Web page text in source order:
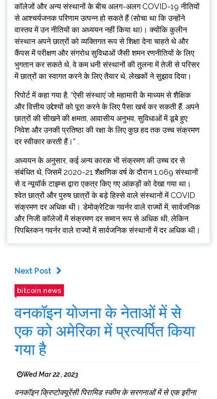
कॉलेजों और अन्य संस्थानों के बीच अलग-अलग COVID-19 नीतियों
से आश्चर्यजनक परिणाम उत्पन्न हो सकते हैं (सोचा था कि उन्होंने
वास्तव में उन नीतियों का अध्ययन नहीं किया था)। क्योंकि कुलीन
संस्थान अपने छात्रों को व्यक्तिगत रूप से शिक्षा देना चाहते थे और
कैंपस में परीक्षण और संगरोध सुविधाओं जैसी शमन रणनीतियों के लिए
भुगतान कर सकते थे, वे कम धनी संस्थानों की तुलना में तेजी से परिसर
में छात्रों का स्वागत करने के लिए तैयार थे, लेखकों ने सुझाव दिया।
रिपोर्ट में कहा गया है, “ऐसी संस्थाएं जो महामारी के माध्यम से शैक्षिक
और वित्तीय उद्देश्यों को पूरा करने के लिए पैसा खर्च कर सकती हैं, अपने
छात्रों की सीखने की क्षमता, आवासीय अनुभव, सुविधाओं में डूबे हुए
निवेश और उनकी प्रतिष्ठा की रक्षा के लिए कुछ हद तक उच्च संक्रमण
दर स्वीकार करती हैं।” .
अध्ययन के अनुसार, कई अन्य कारक भी संक्रमण की उच्च दर से
संबंधित थे, जिसमें 2020-21 शैक्षणिक वर्ष के दौरान 1,069 संस्थानों
से द न्यूयॉर्क टाइम्स द्वारा एकत्र किए गए आंकड़ों को देखा गया था।
श्वेत छात्रों और पुरुष छात्रों के बड़े हिस्से वाले संस्थानों में COVID
संक्रमण दर अधिक थी। डेमोक्रेटिक गवर्नर वाले राज्यों में, सार्वजनिक
और निजी कॉलेजों में संक्रमण दर समान रूप से अधिक थी, लेकिन
रिपब्लिकन गवर्नर वाले राज्यों में सार्वजनिक संस्थानों में दर अधिक थी।
Next Post
bitcoin news
वनकॉइन योजना के नेताओं में से
एक को अमेरिका में प्रत्यर्पित किया
गया है
Wed Mar 22 , 2023
वनकॉइन क्रिप्टोक्यूरेंसी पिरामिड स्कीम के सरगनाओं में से एक इरीना